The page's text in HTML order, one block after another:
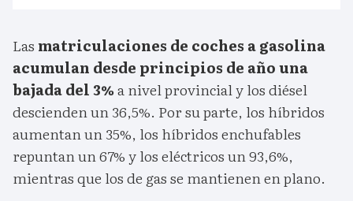
Las matriculaciones de coches a gasolina
acumulan desde principios de año una
bajada del 3%a nivel provincial y los diésel
descienden un 36,5%. Por su parte, los híbridos
aumentan un 35%, los híbridos enchufables
repuntan un 67% y los eléctricos un 93,6%,
mientras que los de gas se mantienen en plano.